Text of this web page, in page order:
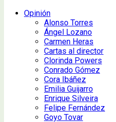
Opinión
Alonso Torres
Ángel Lozano
Carmen Heras
Cartas al director
Clorinda Powers
Conrado Gómez
Cora Ibáñez
Emilia Guijarro
Enrique Silveira
Felipe Fernández
Goyo Tovar